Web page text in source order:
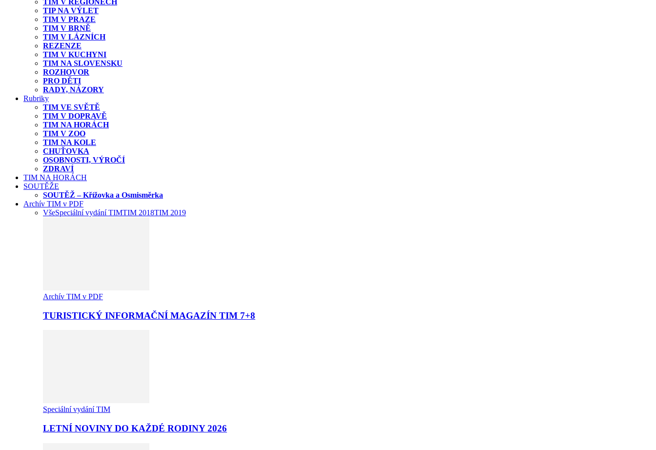
TIM V REGIONECH
TIP NA VÝLET
TIM V PRAZE
TIM V BRNĚ
TIM V LÁZNÍCH
REZENZE
TIM V KUCHYNI
TIM NA SLOVENSKU
ROZHOVOR
PRO DĚTI
RADY, NÁZORY
Rubriky
TIM VE SVĚTĚ
TIM V DOPRAVĚ
TIM NA HORÁCH
TIM V ZOO
TIM NA KOLE
CHUŤOVKA
OSOBNOSTI, VÝROČÍ
ZDRAVÍ
TIM NA HORÁCH
SOUTĚŽE
SOUTĚŽ – Křížovka a Osmisměrka
Archív TIM v PDF
VšeSpeciální vydání TIMTIM 2018TIM 2019
Archív TIM v PDF
TURISTICKÝ INFORMAČNÍ MAGAZÍN TIM 7+8
Speciální vydání TIM
LETNÍ NOVINY DO KAŽDÉ RODINY 2026